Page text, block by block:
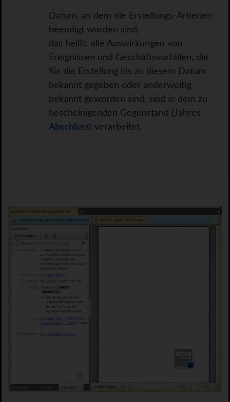
Datum, an dem die Erstellungs-Arbeiten
beendigt worden sind,
das heißt: alle Auswirkungen von
Ereignissen und Geschäftsvorfällen, die
für die Erstellung bis zu diesem Datum
bekannt gegeben oder anderweitig
bekannt geworden sind, sind in dem zu
bescheinigenden Gegenstand (Jahres-
Abschluss ) verarbeitet.